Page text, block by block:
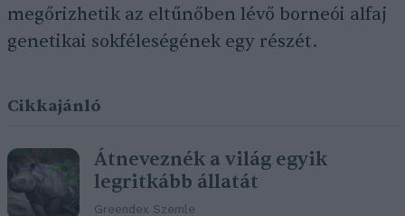
megőrizhetik az eltűnőben lévő borneói alfaj
genetikai sokféleségének egy részét.
Cikkajánló
Átneveznék a világ egyik
legritkább állatát
Greendex Szemle